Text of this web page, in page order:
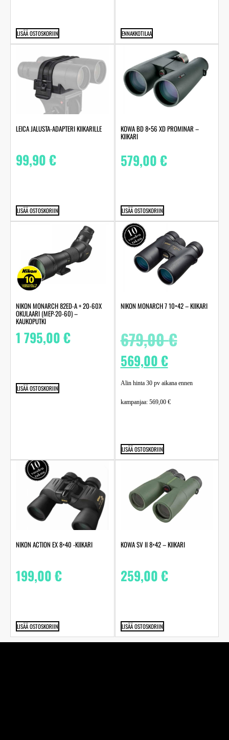
LISÄÄ OSTOSKORIIN ENNAKKOTILAA
LEICA JALUSTA-ADAPTERI KIIKARILLE
99,90€
LISÄÄ OSTOSKORIIN
KOWA BD 8×56 XD PROMINAR –
KIIKARI
579,00€
LISÄÄ OSTOSKORIIN
NIKON MONARCH 82ED-A + 20-60X
OKULAARI (MEP-20-60) –
KAUKOPUTKI
1 795,00€
LISÄÄ OSTOSKORIIN
NIKON MONARCH 7 10×42 – KIIKARI
679,00€
569,00€
Alin hinta 30 pv aikana ennen
kampanjaa: 569,00 €
LISÄÄ OSTOSKORIIN
NIKON ACTION EX 8×40 -KIIKARI
199,00€
LISÄÄ OSTOSKORIIN
KOWA SV II 8×42 – KIIKARI
259,00€
LISÄÄ OSTOSKORIIN